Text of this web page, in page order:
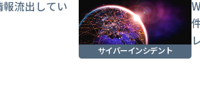
流出してい
サイバーインシデント